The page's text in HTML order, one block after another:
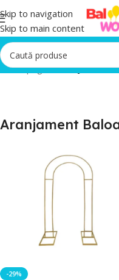
Skip to navigation
Skip to main content
Prima pagină/Aranjament
Aranjament
-29%